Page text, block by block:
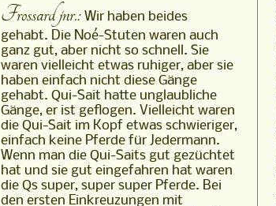
Frossard jnr.: Wir haben beides
gehabt. Die Noé-Stuten waren auch
ganz gut, aber nicht so schnell. Sie
waren vielleicht etwas ruhiger, aber sie
haben einfach nicht diese Gänge
gehabt. Qui-Sait hatte unglaubliche
Gänge, er ist geflogen. Vielleicht waren
die Qui-Sait im Kopf etwas schwieriger,
einfach keine Pferde für Jedermann.
Wenn man die Qui-Saits gut gezüchtet
hat und sie gut eingefahren hat waren
die Qs super, super super Pferde. Bei
den ersten Einkreuzungen mit
solchen Pferd umgeht, das mehr Blut